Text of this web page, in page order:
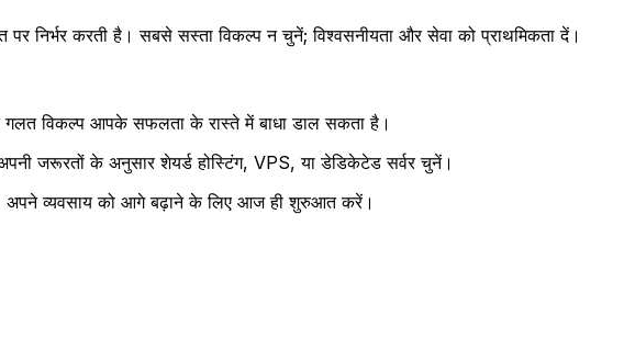
निर्भर करती है। सबसे सस्ता विकल्प न चुनें; विश्वसनीयता और सेवा को प्राथमिकता दें।
गलत विकल्प आपके सफलता के रास्ते में बाधा डाल सकता है।
जरूरतों के अनुसार शेयर्ड होस्टिंग, VPS, या डेडिकेटेड सर्वर चुनें।
अपने व्यवसाय को आगे बढ़ाने के लिए आज ही शुरुआत करें।